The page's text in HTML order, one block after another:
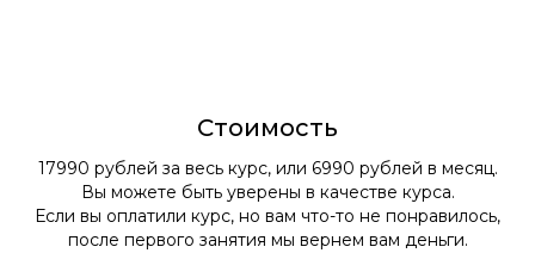
Стоимость
17990 рублей за весь курс, или 6990 рублей в месяц.
Вы можете быть уверены в качестве курса.
Если вы оплатили курс, но вам что-то не понравилось,
после первого занятия мы вернем вам деньги.